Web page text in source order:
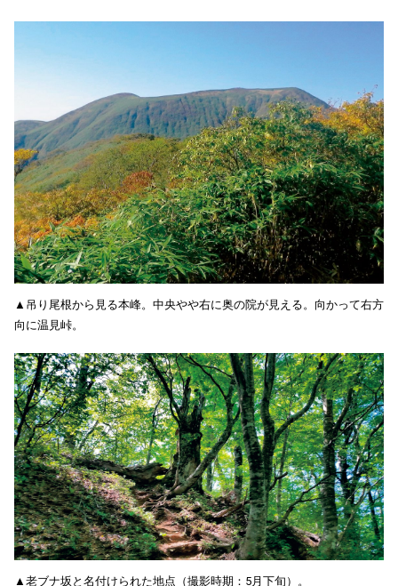
▲吊り尾根から見る本峰。中央やや右に奥の院が見える。向かって右方
向に温見峠。
▲老ブナ坂と名付けられた地点（撮影時期：5月下旬）。